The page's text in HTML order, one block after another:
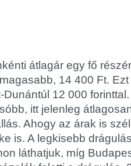
átlagár egy fő
14 400 Ft.
12 000
itt jelenleg
Ahogy az árak is
is. A legkisebb
láthatjuk, míg